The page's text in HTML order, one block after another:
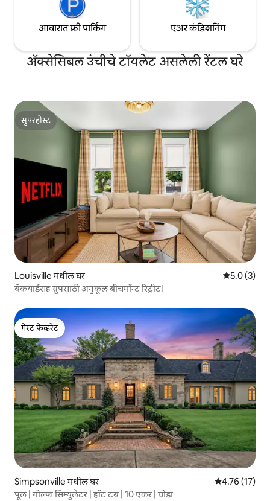
आवारात फ्री पार्किंग एअर कंडिशनिंग
ॲक्सेसिबल उंचीचे टॉयलेट असलेली रेंटल घरे
सुपरहोस्ट
सुपरहोस्ट
Louisville मधील घर 5 पैकी 5.0
5.0 (3)
बॅकयार्डसह ग्रुपसाठी अनुकूल बीचमॉन्ट रिट्रीट!
गेस्ट फेव्हरेट
गेस्ट फेव्हरेट
Simpsonville मधील घर 5 पैकी 4.76
4.76 (17)
पूल | गोल्फ सिम्युलेटर | हॉट टब | 10 एकर | घोडा